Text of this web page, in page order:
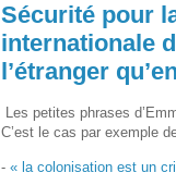
Sécurité pour
internationale
l’étranger
Les petites phrases
C’est le cas par exemple
- « la colonisation est un